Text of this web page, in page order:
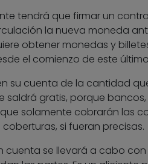
tendrá que firmar un
la nueva moneda
obtener monedas y
el comienzo de este
su cuenta de la cantidad
saldrá gratis, porque
solamente cobrarán las
si fueran precisas.
cuenta se llevará a cabo